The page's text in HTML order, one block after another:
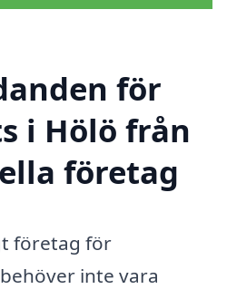
för
i Hölö från
företag
företag för
inte vara